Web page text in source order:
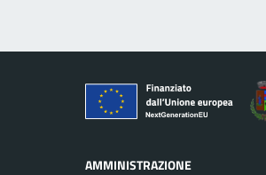
AMMINISTRAZIONE